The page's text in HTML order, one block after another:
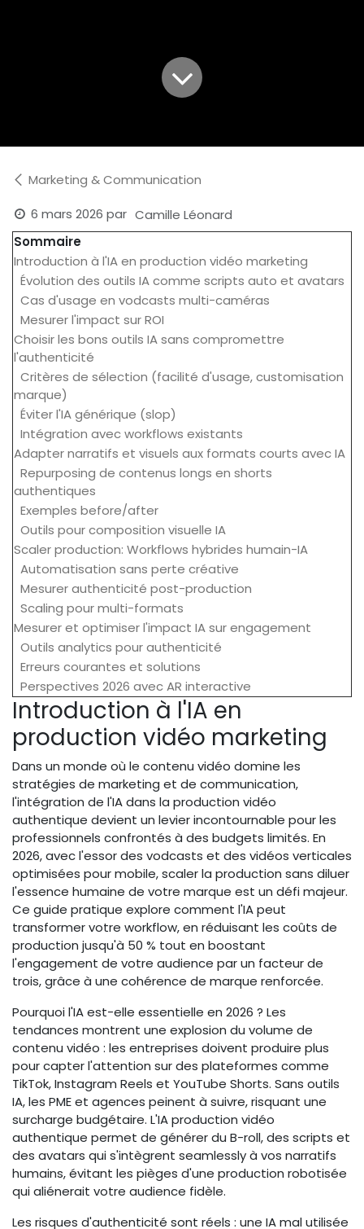
Marketing & Communication
6 mars 2026 par Camille Léonard
Sommaire
Introduction à l'IA en production vidéo marketing
Évolution des outils IA comme scripts auto et avatars
Cas d'usage en vodcasts multi-caméras
Mesurer l'impact sur ROI
Choisir les bons outils IA sans compromettre
l'authenticité
Critères de sélection (facilité d'usage, customisation
marque)
Éviter l'IA générique (slop)
Intégration avec workflows existants
Adapter narratifs et visuels aux formats courts avec IA
Repurposing de contenus longs en shorts
authentiques
Exemples before/after
Outils pour composition visuelle IA
Scaler production: Workflows hybrides humain-IA
Automatisation sans perte créative
Mesurer authenticité post-production
Scaling pour multi-formats
Mesurer et optimiser l'impact IA sur engagement
Outils analytics pour authenticité
Erreurs courantes et solutions
Perspectives 2026 avec AR interactive
Introduction à l'IA en
production vidéo marketing
Dans un monde où le contenu vidéo domine les
stratégies de marketing et de communication,
l'intégration de l'IA dans la production vidéo
authentique devient un levier incontournable pour les
professionnels confrontés à des budgets limités. En
2026, avec l'essor des vodcasts et des vidéos verticales
optimisées pour mobile, scaler la production sans diluer
l'essence humaine de votre marque est un défi majeur.
Ce guide pratique explore comment l'IA peut
transformer votre workflow, en réduisant les coûts de
production jusqu'à 50 % tout en boostant
l'engagement de votre audience par un facteur de
trois, grâce à une cohérence de marque renforcée.
Pourquoi l'IA est-elle essentielle en 2026 ? Les
tendances montrent une explosion du volume de
contenu vidéo : les entreprises doivent produire plus
pour capter l'attention sur des plateformes comme
TikTok, Instagram Reels et YouTube Shorts. Sans outils
IA, les PME et agences peinent à suivre, risquant une
surcharge budgétaire. L'IA production vidéo
authentique permet de générer du B-roll, des scripts et
des avatars qui s'intègrent seamlessly à vos narratifs
humains, évitant les pièges d'une production robotisée
qui aliénerait votre audience fidèle.
Les risques d'authenticité sont réels : une IA mal utilisée